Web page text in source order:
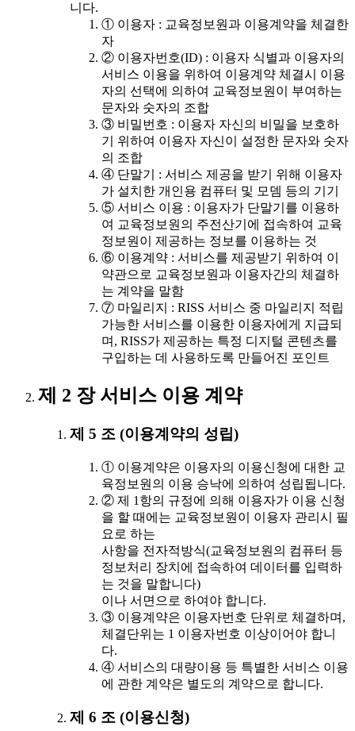
니다.
① 이용자 : 교육정보원과 이용계약을 체결한
자
② 이용자번호(ID) : 이용자 식별과 이용자의
서비스 이용을 위하여 이용계약 체결시 이용
자의 선택에 의하여 교육정보원이 부여하는
문자와 숫자의 조합
③ 비밀번호 : 이용자 자신의 비밀을 보호하
기 위하여 이용자 자신이 설정한 문자와 숫자
의 조합
④ 단말기 : 서비스 제공을 받기 위해 이용자
가 설치한 개인용 컴퓨터 및 모뎀 등의 기기
⑤ 서비스 이용 : 이용자가 단말기를 이용하
여 교육정보원의 주전산기에 접속하여 교육
정보원이 제공하는 정보를 이용하는 것
⑥ 이용계약 : 서비스를 제공받기 위하여 이
약관으로 교육정보원과 이용자간의 체결하
는 계약을 말함
⑦ 마일리지 : RISS 서비스 중 마일리지 적립
가능한 서비스를 이용한 이용자에게 지급되
며, RISS가 제공하는 특정 디지털 콘텐츠를
구입하는 데 사용하도록 만들어진 포인트
제 2 장 서비스 이용 계약
제 5 조 (이용계약의 성립)
① 이용계약은 이용자의 이용신청에 대한 교
육정보원의 이용 승낙에 의하여 성립됩니다.
② 제 1항의 규정에 의해 이용자가 이용 신청
을 할 때에는 교육정보원이 이용자 관리시 필
요로 하는
사항을 전자적방식(교육정보원의 컴퓨터 등
정보처리 장치에 접속하여 데이터를 입력하
는 것을 말합니다)
이나 서면으로 하여야 합니다.
③ 이용계약은 이용자번호 단위로 체결하며,
체결단위는 1 이용자번호 이상이어야 합니
다.
④ 서비스의 대량이용 등 특별한 서비스 이용
에 관한 계약은 별도의 계약으로 합니다.
제 6 조 (이용신청)